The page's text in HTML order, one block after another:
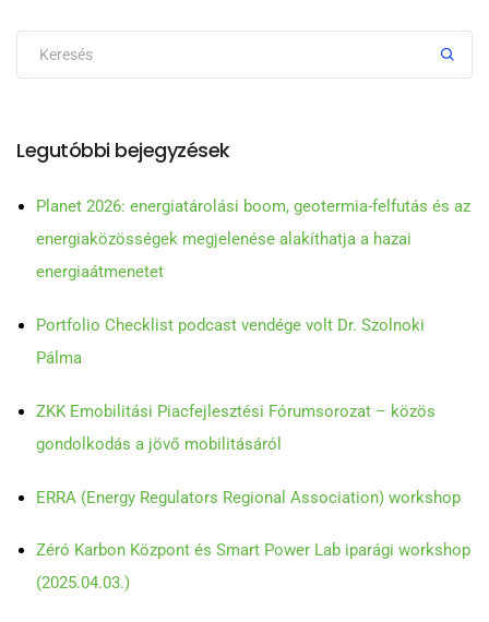
Legutóbbi bejegyzések
Planet 2026: energiatárolási boom, geotermia-felfutás és az
energiaközösségek megjelenése alakíthatja a hazai
energiaátmenetet
Portfolio Checklist podcast vendége volt Dr. Szolnoki
Pálma
ZKK Emobilitási Piacfejlesztési Fórumsorozat – közös
gondolkodás a jövő mobilitásáról
ERRA (Energy Regulators Regional Association) workshop
Zéró Karbon Központ és Smart Power Lab iparági workshop
(2025.04.03.)